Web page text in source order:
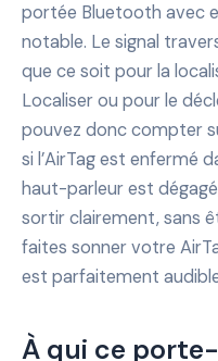
portée Bluetooth avec
notable. Le signal
que ce soit pour la
Localiser ou pour le
pouvez donc compter
si l’AirTag est enfermé
haut-parleur est
sortir clairement, sans
faites sonner votre
est parfaitement
À qui ce